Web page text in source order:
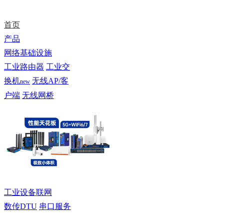
首页
产品
网络基础设施
工业路由器 工业交
换机new 无线AP/客
户端 无线网桥
工业设备联网
数传DTU 串口服务